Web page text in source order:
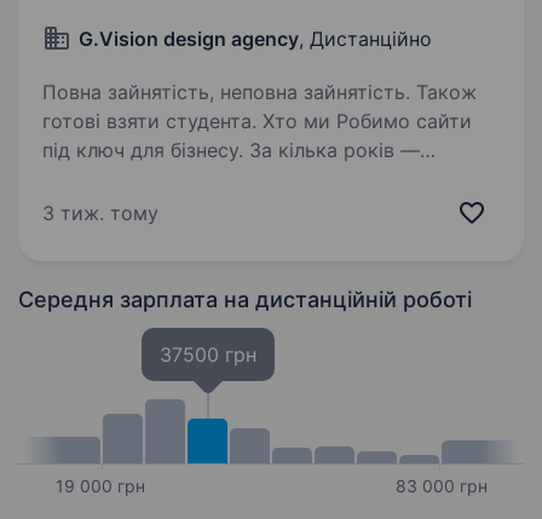
G.Vision design agency, Дистанційно
Повна зайнятість, неповна зайнятість. Також
готові взяти студента. Хто ми Робимо сайти
під ключ для бізнесу. За кілька років —
та структури до дизайну й запуску. Працюємо
3 тиж. тому
Середня зарплата на дистанційній роботі
19 000 грн
37500 грн
83 000 грн